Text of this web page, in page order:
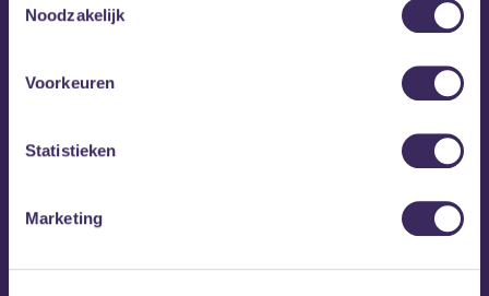
Noodzakelijk
Voorkeuren
Statistieken
Marketing